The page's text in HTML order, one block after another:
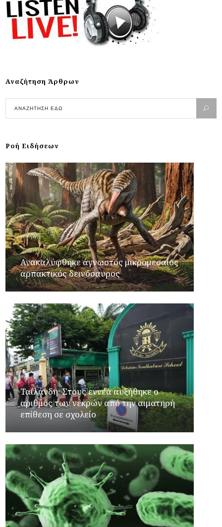
Αναζήτηση Άρθρων
Ροή Ειδήσεων
Ανακαλύφθηκε άγνωστος μικρομεσαίος
αρπακτικός δεινόσαυρος
Ταϊλάνδη: Στους εννέα αυξήθηκε ο
αριθμός των νεκρών από την αιματηρή
επίθεση σε σχολείο